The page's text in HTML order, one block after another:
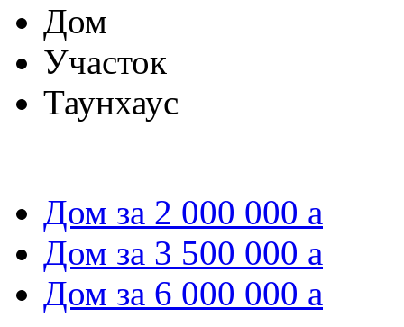
Дом
Участок
Таунхаус
Дом за 2 000 000 a
Дом за 3 500 000 a
Дом за 6 000 000 a